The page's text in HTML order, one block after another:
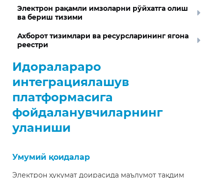
Электрон рақамли имзоларни рўйхатга олиш
ва бериш тизими
Ахборот тизимлари ва ресурсларининг ягона
реестри
Идоралараро
интеграциялашув
платформасига
фойдаланувчиларнинг
уланиши
Умумий қоидалар
Электрон ҳукумат доирасида маълумот тақдим